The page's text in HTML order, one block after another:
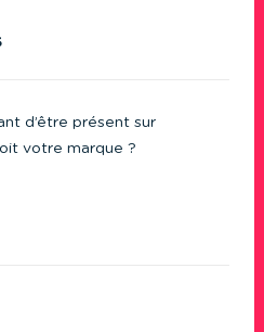
d’être présent sur
votre marque ?